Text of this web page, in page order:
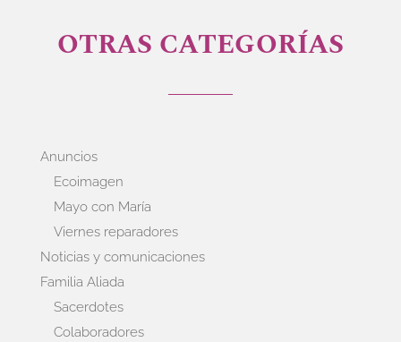
OTRAS CATEGORÍAS
Anuncios
Ecoimagen
Mayo con María
Viernes reparadores
Noticias y comunicaciones
Familia Aliada
Sacerdotes
Colaboradores